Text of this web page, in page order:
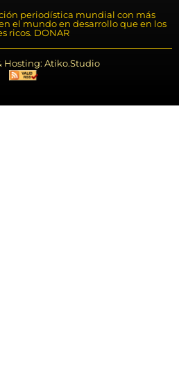
periodística mundial con más
el mundo en desarrollo que en los
ricos. DONAR
Hosting: Atiko.Studio